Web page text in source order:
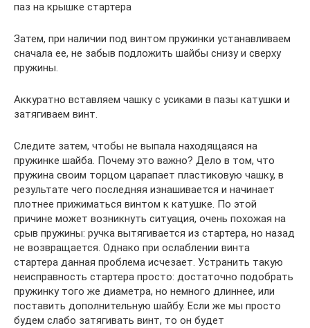
паз на крышке стартера
Затем, при наличии под винтом пружинки устанавливаем
сначала ее, не забыв подложить шайбы снизу и сверху
пружины.
Аккуратно вставляем чашку с усиками в пазы катушки и
затягиваем винт.
Следите затем, чтобы не выпала находящаяся на
пружинке шайба. Почему это важно? Дело в том, что
пружина своим торцом царапает пластиковую чашку, в
результате чего последняя изнашивается и начинает
плотнее прижиматься винтом к катушке. По этой
причине может возникнуть ситуация, очень похожая на
срыв пружины: ручка вытягивается из стартера, но назад
не возвращается. Однако при ослаблении винта
стартера данная проблема исчезает. Устранить такую
неисправность стартера просто: достаточно подобрать
пружинку того же диаметра, но немного длиннее, или
поставить дополнительную шайбу. Если же мы просто
будем слабо затягивать винт, то он будет